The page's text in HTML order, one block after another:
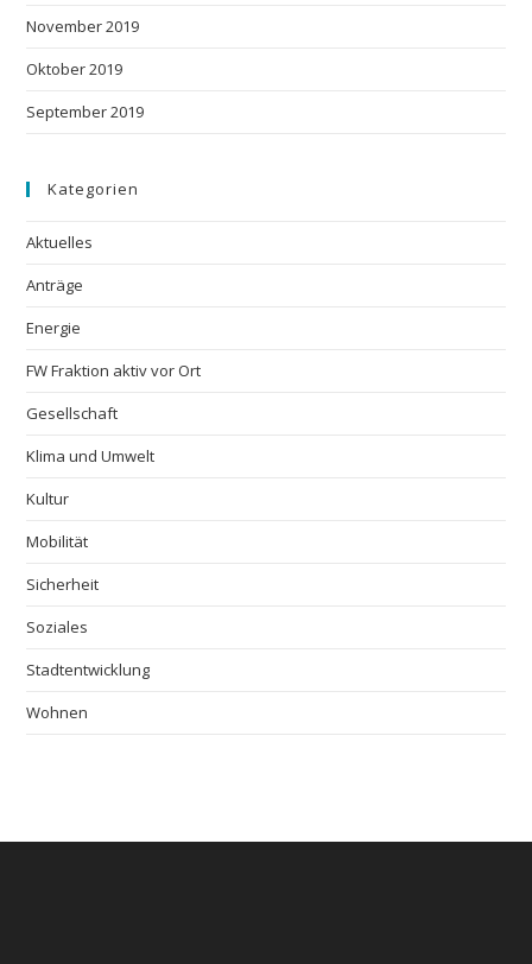
November 2019
Oktober 2019
September 2019
Kategorien
Aktuelles
Anträge
Energie
FW Fraktion aktiv vor Ort
Gesellschaft
Klima und Umwelt
Kultur
Mobilität
Sicherheit
Soziales
Stadtentwicklung
Wohnen